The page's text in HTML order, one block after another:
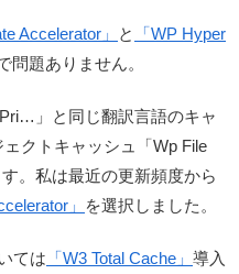
Accelerator」 と
「WP Hyper
問題ありません。
」と同じ翻訳言語のキャ
クトキャッシュ「Wp File
。私は最近の更新頻度から
」
を選択しました。
ては 「W3 Total Cache」 導入